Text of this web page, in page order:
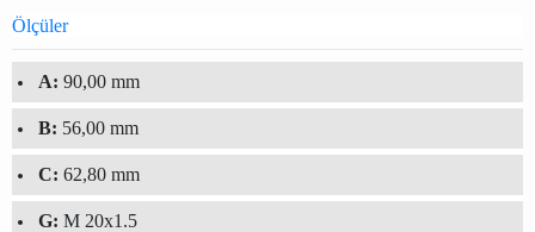
Ölçüler
A: 90,00 mm
B: 56,00 mm
C: 62,80 mm
G: M 20x1.5